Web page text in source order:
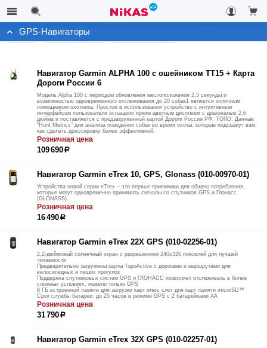
Автоэлектроника
GPS-Навигаторы
Навигатор Garmin ALPHA 100 с ошейником ТT15 + Карта
Дороги России 6
Модель Alpha 100 с периодом обновления местоположения 2,5 секунды и
возможностью одновременного отслеживания до 20 собак1 является отличным
помощником охотника. Простое в использовании устройство с интуитивным
интерфейсом пользователя оснащено ярким цветным дисплеем с диагональю 2,6
дюйма и поставляется с предзагруженной картой Дороги России РФ. ТОПО. Данные
"Hunt Metrics” для анализа поведения собак во время охоты, которые подскажут вам,
как сделать дрессировку более эффективной.
Розничная цена
109 690р
Навигатор Garmin eTrex 10, GPS, Glonass (010-00970-01)
Устройства новой серии eTrex – это первые приемники для общего потребления,
которые могут одновременно принимать сигналы со спутников GPS и Глонасс
(GLONASS).
Розничная цена
16 490р
Навигатор Garmin eTrex 22X GPS (010-02256-01)
2,2-дюймовый солнечный экран с разрешением 240x320 пикселей для лучшей
читаемости
Предварительно загружены карты TopoActive с дорогами и маршрутами для
велосипедных и пеших прогулок
Поддержка спутниковых систем GPS и ГЛОНАСС позволяет отслеживать в более
сложных условиях, нежели только GPS
8 ГБ встроенной памяти для загрузки карт плюс слот для карт памяти microSD™
Срок службы батареи: до 25 часов в режиме GPS с 2 батарейками АА
Розничная цена
31 790р
Навигатор Garmin eTrex 32X GPS (010-02257-01)